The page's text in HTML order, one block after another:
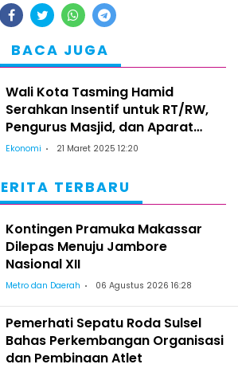
BACA JUGA
Wali Kota Tasming Hamid
Serahkan Insentif untuk RT/RW,
Pengurus Masjid, dan Aparat
Keamanan
Ekonomi 21 Maret 2025 12:20
TERBARU
Kontingen Pramuka Makassar
Dilepas Menuju Jambore
Nasional XII
Metro dan Daerah 06 Agustus 2026 16:28
Pemerhati Sepatu Roda Sulsel
Bahas Perkembangan Organisasi
dan Pembinaan Atlet